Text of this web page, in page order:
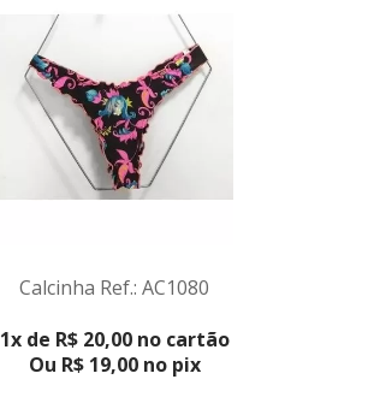
Calcinha Ref.: AC1080
1x de R$ 20,00 no cartão
Ou R$ 19,00 no pix